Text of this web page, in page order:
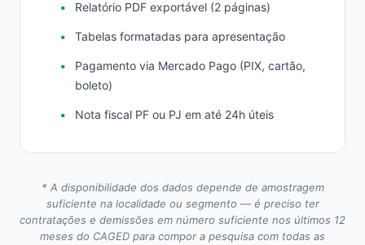
Relatório PDF exportável (2 páginas)
Tabelas formatadas para apresentação
Pagamento via Mercado Pago (PIX, cartão,
boleto)
Nota fiscal PF ou PJ em até 24h úteis
* A disponibilidade dos dados depende de amostragem
suficiente na localidade ou segmento — é preciso ter
contratações e demissões em número suficiente nos últimos 12
meses do CAGED para compor a pesquisa com todas as